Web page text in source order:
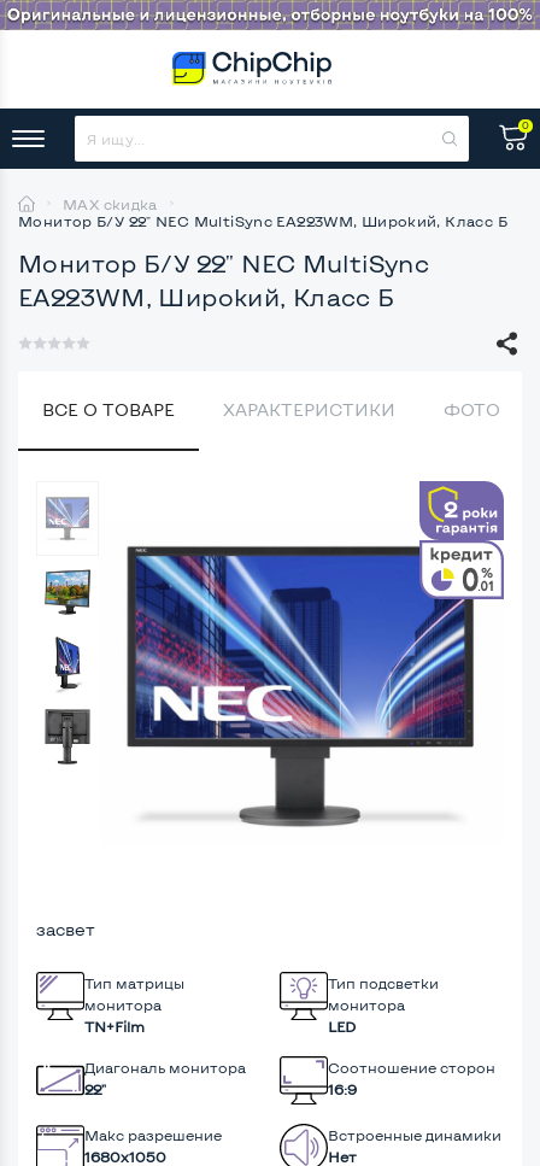
0
MAX скидка
Монитор Б/У 22" NEC MultiSync EA223WM, Широкий, Класс Б
Монитор Б/У 22" NEC MultiSync
EA223WM, Широкий, Класс Б
ВСЕ О ТОВАРЕ ХАРАКТЕРИСТИКИ ФОТО
засвет
Тип матрицы
монитора
TN+Film
Тип подсветки
монитора
LED
Диагональ монитора
22"
Соотношение сторон
16:9
Макс разрешение
1680x1050
Встроенные динамики
Нет